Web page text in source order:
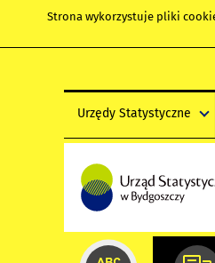
Strona wykorzystuje pliki
Urzędy Statystyczne